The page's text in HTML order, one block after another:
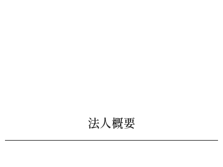
法人概要